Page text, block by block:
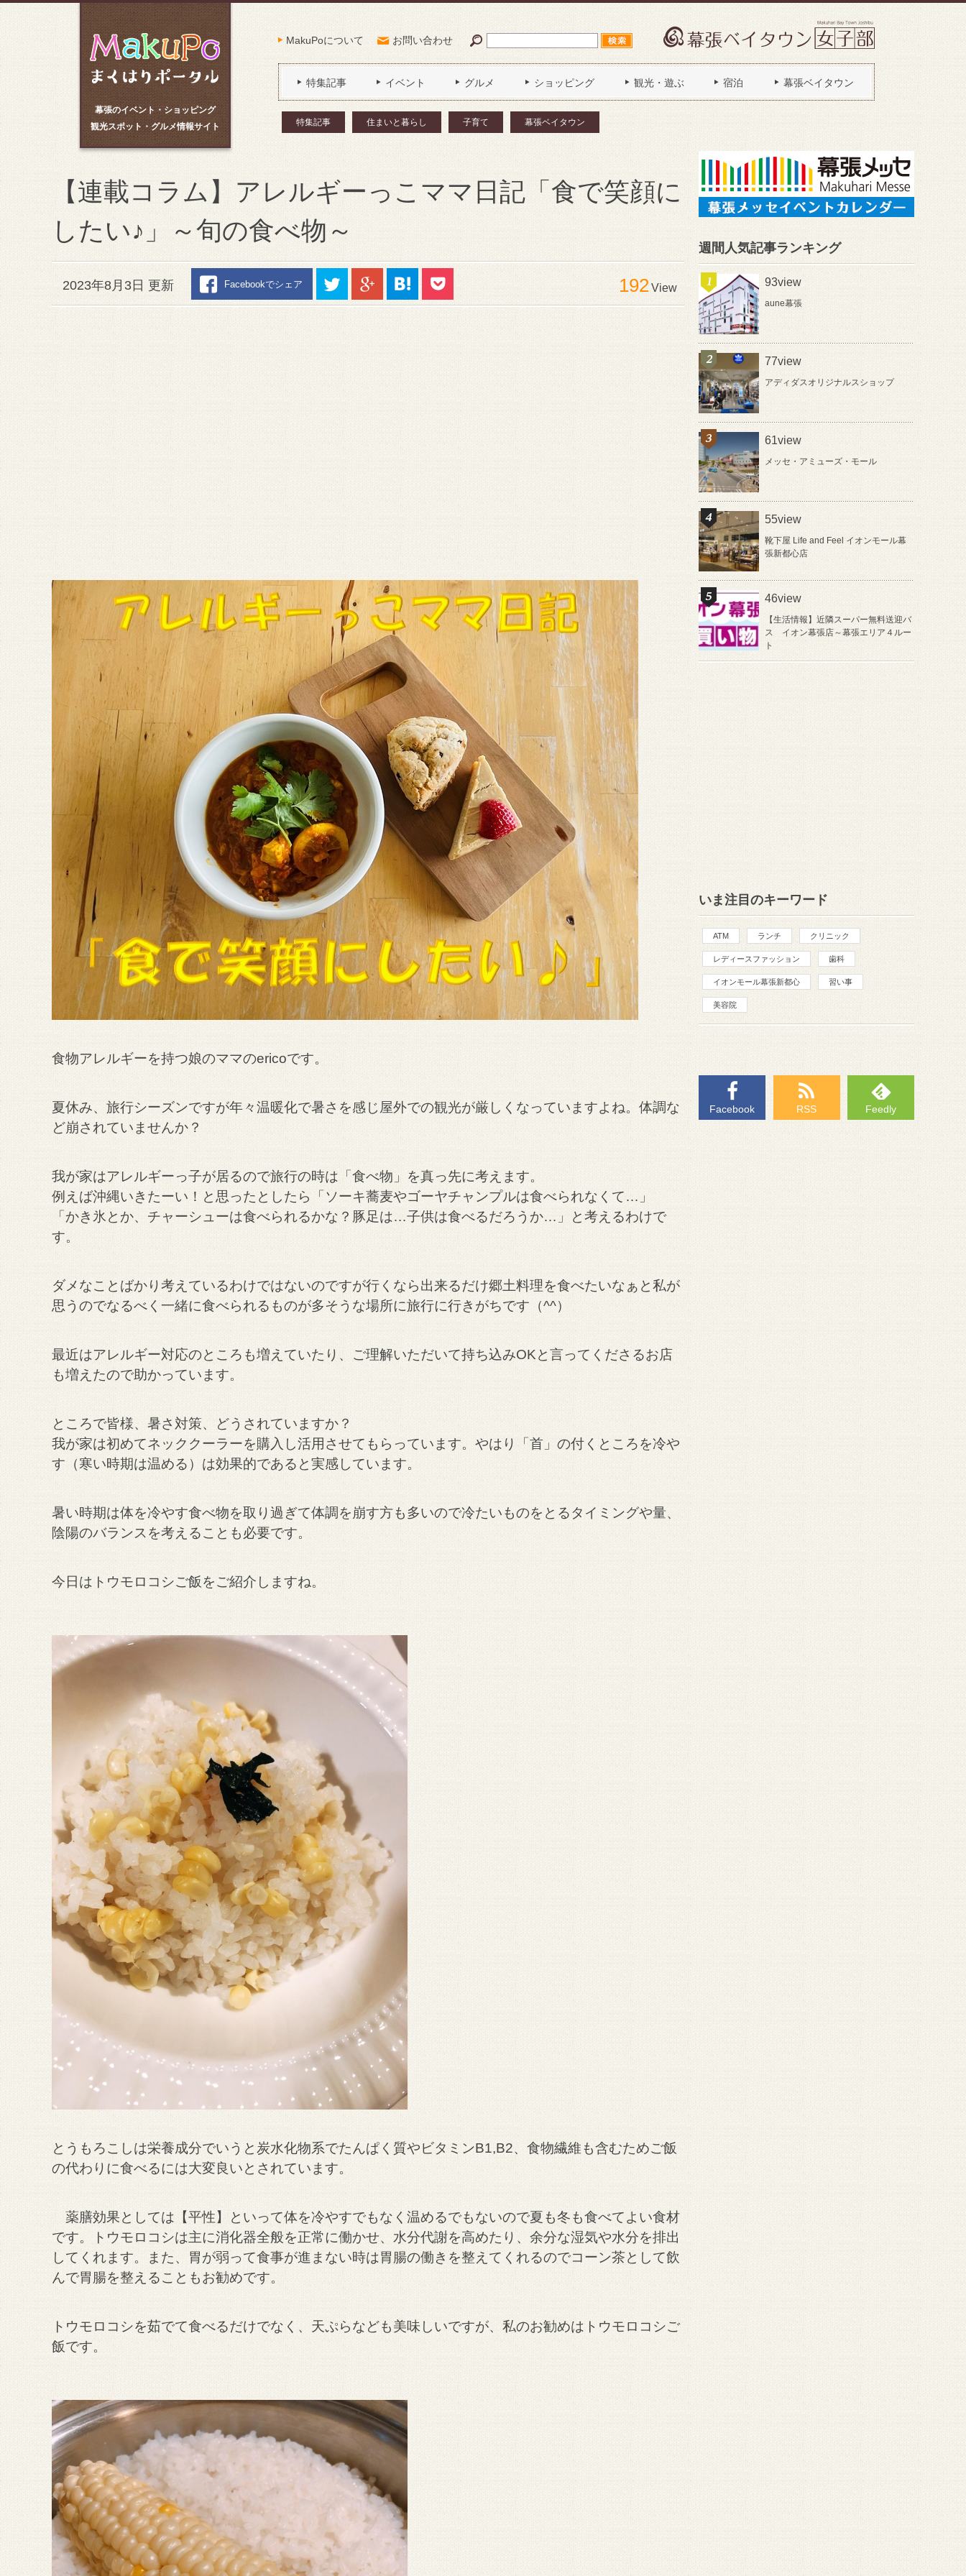
幕張のイベント・ショッピング
観光スポット・グルメ情報サイト
MakuPoについて お問い合わせ
特集記事 イベント グルメ ショッピング 観光・遊ぶ 宿泊 幕張ベイタウン
特集記事 住まいと暮らし 子育て 幕張ベイタウン
【連載コラム】アレルギーっこママ日記「食で笑顔に
したい♪」～旬の食べ物～
2023年8月3日 更新 Facebookでシェア 192View
食物アレルギーを持つ娘のママのericoです。
夏休み、旅行シーズンですが年々温暖化で暑さを感じ屋外での観光が厳しくなっていますよね。体調な
ど崩されていませんか？
我が家はアレルギーっ子が居るので旅行の時は「食べ物」を真っ先に考えます。
例えば沖縄いきたーい！と思ったとしたら「ソーキ蕎麦やゴーヤチャンプルは食べられなくて…」
「かき氷とか、チャーシューは食べられるかな？豚足は…子供は食べるだろうか…」と考えるわけで
す。
ダメなことばかり考えているわけではないのですが行くなら出来るだけ郷土料理を食べたいなぁと私が
思うのでなるべく一緒に食べられるものが多そうな場所に旅行に行きがちです（^^）
最近はアレルギー対応のところも増えていたり、ご理解いただいて持ち込みOKと言ってくださるお店
も増えたので助かっています。
ところで皆様、暑さ対策、どうされていますか？
我が家は初めてネッククーラーを購入し活用させてもらっています。 やはり「首」の付くところを冷や
す（寒い時期は温める）は効果的であると実感しています。
暑い時期は体を冷やす食べ物を取り過ぎて体調を崩す方も多いので冷たいものをとるタイミングや量、
陰陽のバランスを考えることも必要です。
今日はトウモロコシご飯をご紹介しますね。
とうもろこしは栄養成分でいうと炭水化物系でたんぱく質やビタミンB1,B2、食物繊維も含むためご飯
の代わりに食べるには大変良いとされています。
薬膳効果としては【平性】といって体を冷やすでもなく温めるでもないので夏も冬も食べてよい食材
です。
トウモロコシは主に消化器全般を正常に働かせ、水分代謝を高めたり、余分な湿気や水分を排出
してくれます。
また、胃が弱って食事が進まない時は胃腸の働きを整えてくれるのでコーン茶として飲
んで胃腸を整えることもお勧めです。
トウモロコシを茹でて食べるだけでなく、天ぷらなども美味しいですが、私のお勧めはトウモロコシご
飯です。
週間人気記事ランキング
93view
aune幕張
77view
アディダスオリジナルスショップ
61view
メッセ・アミューズ・モール
55view
靴下屋 Life and Feel イオンモール幕
張新都心店
46view
【生活情報】近隣スーパー無料送迎バ
ス イオン幕張店～幕張エリア４ルー
ト
いま注目のキーワード
ATM ランチ クリニック
レディースファッション 歯科
イオンモール幕張新都心 習い事
美容院
Facebook RSS Feedly